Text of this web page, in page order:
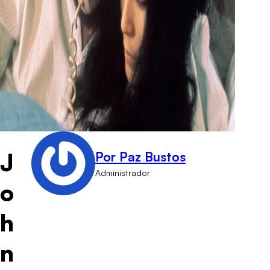
J
o
h
n
Por Paz Bustos
Administrador